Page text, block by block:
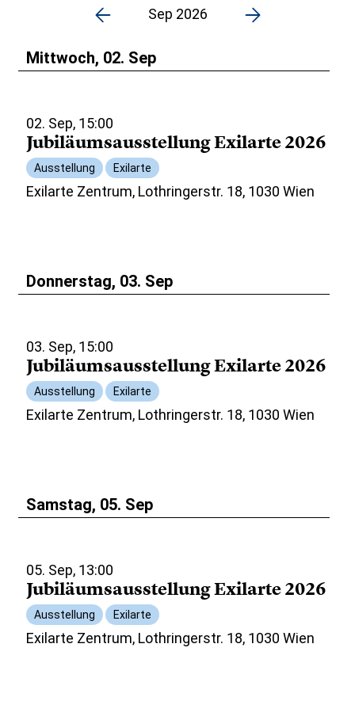
Sep 2026
Mittwoch, 02. Sep
02. Sep, 15:00
Jubiläumsausstellung Exilarte 2026
Ausstellung Exilarte
Exilarte Zentrum, Lothringerstr. 18, 1030 Wien
Donnerstag, 03. Sep
03. Sep, 15:00
Jubiläumsausstellung Exilarte 2026
Ausstellung Exilarte
Exilarte Zentrum, Lothringerstr. 18, 1030 Wien
Samstag, 05. Sep
05. Sep, 13:00
Jubiläumsausstellung Exilarte 2026
Ausstellung Exilarte
Exilarte Zentrum, Lothringerstr. 18, 1030 Wien